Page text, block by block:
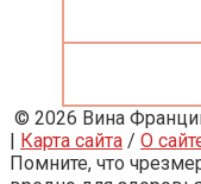
© 2026 Вина
| Карта сайта / О
Помните, что